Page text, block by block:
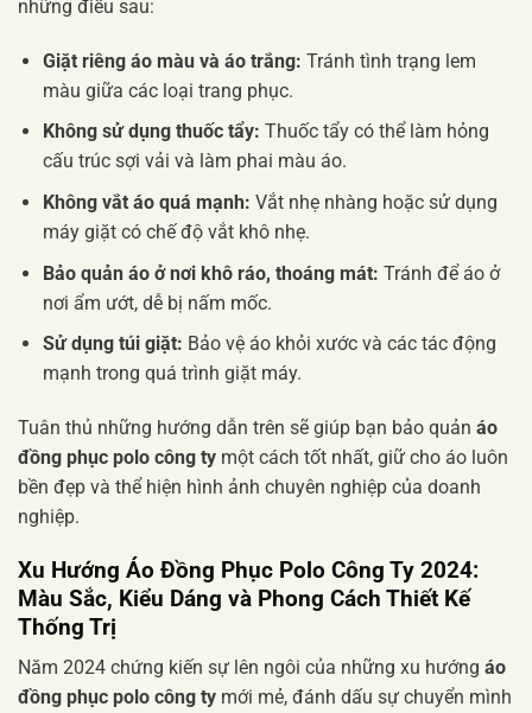
những điều sau:
Giặt riêng áo màu và áo trắng: Tránh tình trạng lem
màu giữa các loại trang phục.
Không sử dụng thuốc tẩy: Thuốc tẩy có thể làm hỏng
cấu trúc sợi vải và làm phai màu áo.
Không vắt áo quá mạnh: Vắt nhẹ nhàng hoặc sử dụng
máy giặt có chế độ vắt khô nhẹ.
Bảo quản áo ở nơi khô ráo, thoáng mát: Tránh để áo ở
nơi ẩm ướt, dễ bị nấm mốc.
Sử dụng túi giặt: Bảo vệ áo khỏi xước và các tác động
mạnh trong quá trình giặt máy.
Tuân thủ những hướng dẫn trên sẽ giúp bạn bảo quản áo
đồng phục polo công ty một cách tốt nhất, giữ cho áo luôn
bền đẹp và thể hiện hình ảnh chuyên nghiệp của doanh
nghiệp.
Xu Hướng Áo Đồng Phục Polo Công Ty 2024:
Màu Sắc, Kiểu Dáng và Phong Cách Thiết Kế
Thống Trị
Năm 2024 chứng kiến sự lên ngôi của những xu hướng áo
đồng phục polo công ty mới mẻ, đánh dấu sự chuyển mình